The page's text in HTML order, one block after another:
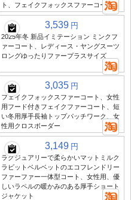
ト、フェイクフォックスファーコート
3,539 円
2025年冬 新品イミテーション ミンクフ
ァーコート、レディース・ヤングスーツ
ロングゆったりファープラスサイズ
3,035 円
フェイクフォックスファーコート、女性
用フード付きフェイクファーコート、短
い冬用厚手長袖トップパッチワーク、女
性用クロスボーダー
3,149 円
ラグジュアリーで柔らかいマットミルク
ラビットベルベットのエコフレンドリー
ファーファー一体型コート、女性用、優
しいラペルの暖かみのある厚手ショート
ジャケット